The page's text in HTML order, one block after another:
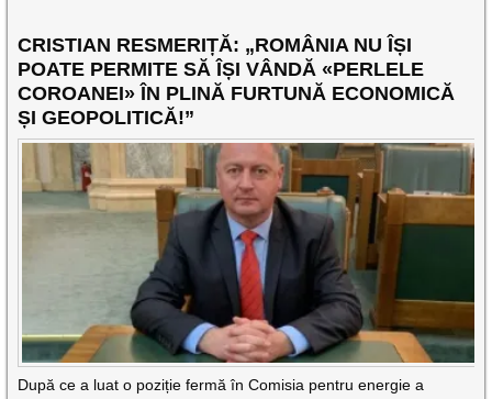
CRISTIAN RESMERIȚĂ: „ROMÂNIA NU ÎȘI
POATE PERMITE SĂ ÎȘI VÂNDĂ «PERLELE
COROANEI» ÎN PLINĂ FURTUNĂ ECONOMICĂ
ȘI GEOPOLITICĂ!”
După ce a luat o poziție fermă în Comisia pentru energie a